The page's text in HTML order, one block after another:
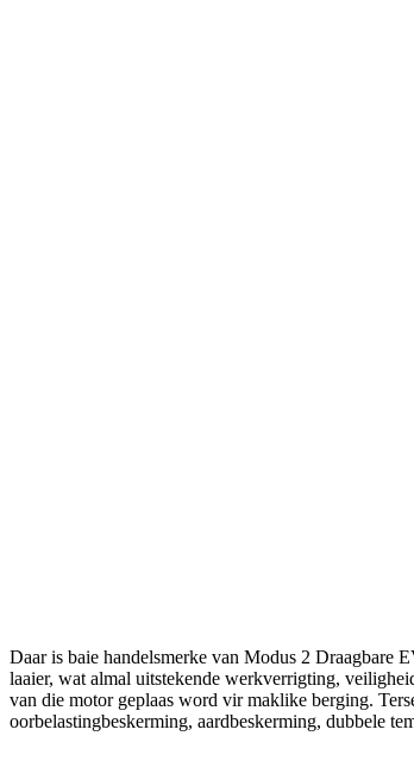
Daar is baie handelsmerke van Modus 2 Draagbare
laaier, wat almal uitstekende werkverrigting,
van die motor geplaas word vir maklike berging.
oorbelastingbeskerming, aardbeskerming, dubbele